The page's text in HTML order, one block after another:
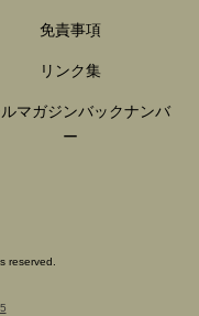
免責事項
リンク集
ルマガジンバックナンバ
ー
reserved.